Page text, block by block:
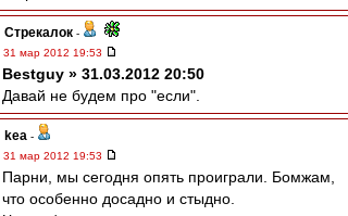
Стрекалок -
31 мар 2012 19:53
Bestguy » 31.03.2012 20:50
Давай не будем про "если".
kea -
31 мар 2012 19:53
Парни, мы сегодня опять проиграли. Бомжам,
что особенно досадно и стыдно.